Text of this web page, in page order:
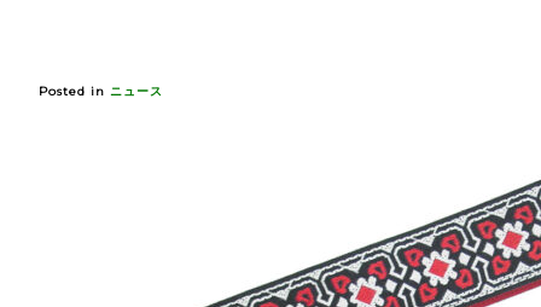
Posted inニュース